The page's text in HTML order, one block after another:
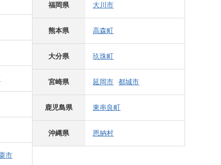
市
福岡県 大川市
熊本県 高森町
大分県 玖珠町
宮崎県 延岡市 都城市
鹿児島県 東串良町
沖縄県 恩納村